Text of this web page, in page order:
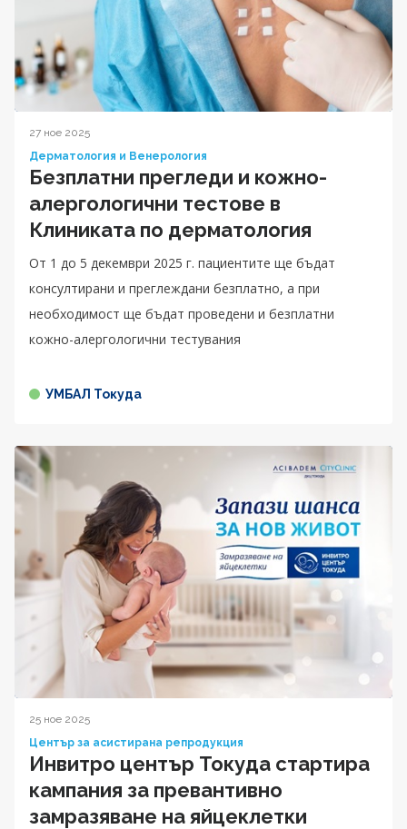
27 ное 2025
Дерматология и Венерология
Безплатни прегледи и кожно-
алергологични тестове в
Клиниката по дерматология
От 1 до 5 декември 2025 г. пациентите ще бъдат
консултирани и преглеждани безплатно, а при
необходимост ще бъдат проведени и безплатни
кожно-алергологични тестувания
УМБАЛ Токуда
25 ное 2025
Център за асистирана репродукция
Инвитро център Токуда стартира
кампания за превантивно
замразяване на яйцеклетки